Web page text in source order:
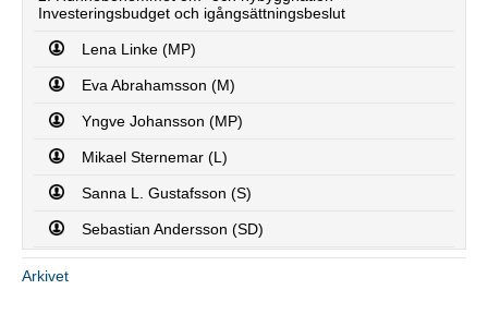
Investeringsbudget och igångsättningsbeslut
Lena Linke (MP)
Eva Abrahamsson (M)
Yngve Johansson (MP)
Mikael Sternemar (L)
Sanna L. Gustafsson (S)
Sebastian Andersson (SD)
Arkivet